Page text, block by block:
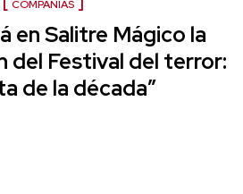
COMPAÑÍAS
en Salitre Mágico la
del Festival del terror:
de la década”